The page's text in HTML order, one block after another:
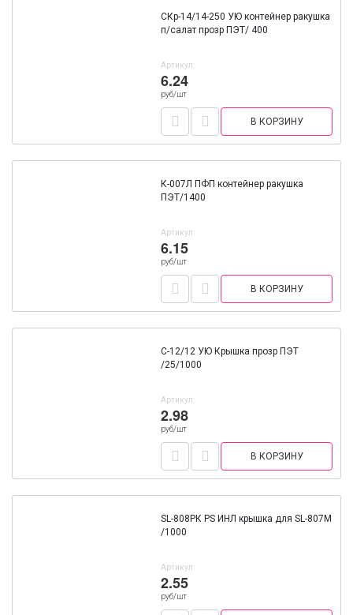
СКр-14/14-250 УЮ контейнер ракушка
п/салат прозр ПЭТ/ 400
Артикул:
6.24
руб/шт
В КОРЗИНУ
К-007Л ПФП контейнер ракушка
ПЭТ/1400
Артикул:
6.15
руб/шт
В КОРЗИНУ
С-12/12 УЮ Крышка прозр ПЭТ
/25/1000
Артикул:
2.98
руб/шт
В КОРЗИНУ
SL-808РК PS ИНЛ крышка для SL-807М
/1000
Артикул:
2.55
руб/шт